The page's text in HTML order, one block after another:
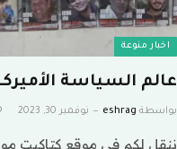
اخبار منوعة
عالم السياسة
بواسطة eshrag نوفمبر 30, 2023
ننقل لكم في موقع كتاكيت